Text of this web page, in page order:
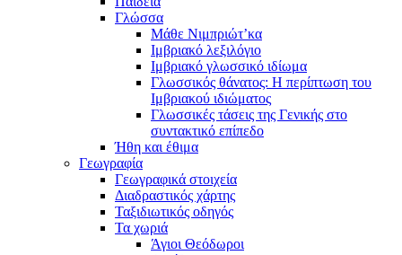
Γλώσσα
Μάθε Νιμπριώτ’κα
Ιμβριακό λεξιλόγιο
Ιμβριακό γλωσσικό ιδίωμα
Γλωσσικός θάνατος: Η περίπτωση του
Ιμβριακού ιδιώματος
Γλωσσικές τάσεις της Γενικής στο
συντακτικό επίπεδο
Ήθη και έθιμα
Γεωγραφία
Γεωγραφικά στοιχεία
Διαδραστικός χάρτης
Ταξιδιωτικός οδηγός
Τα χωριά
Άγιοι Θεόδωροι